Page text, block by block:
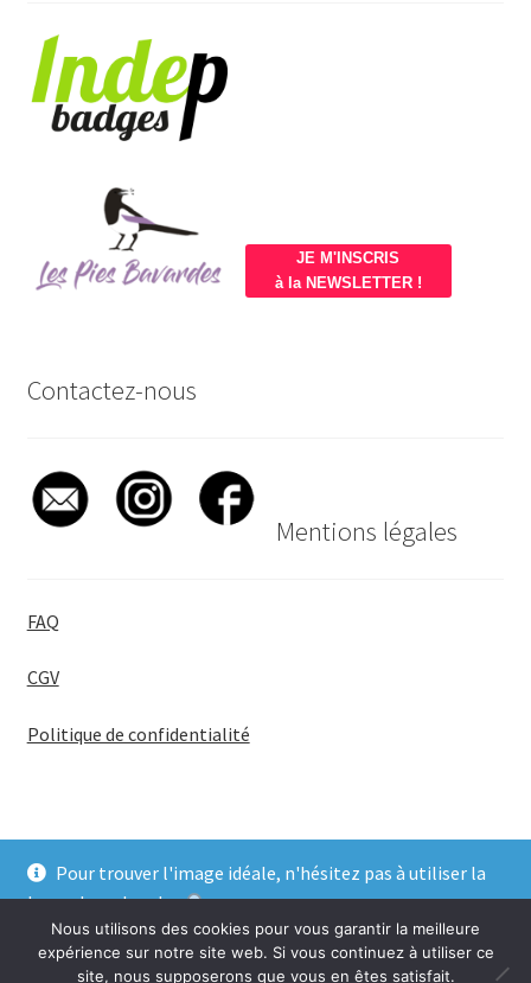
Pour trouver l'image idéale, n'hésitez pas à utiliser la
barre de recherche
Ignorer
JE M'INSCRIS
à la NEWSLETTER !
Contactez-nous
Mentions légales
FAQ
CGV
Politique de confidentialité
© BadgeGirl® 2026
Nous utilisons des cookies pour vous garantir la meilleure
expérience sur notre site web. Si vous continuez à utiliser ce
site, nous supposerons que vous en êtes satisfait.